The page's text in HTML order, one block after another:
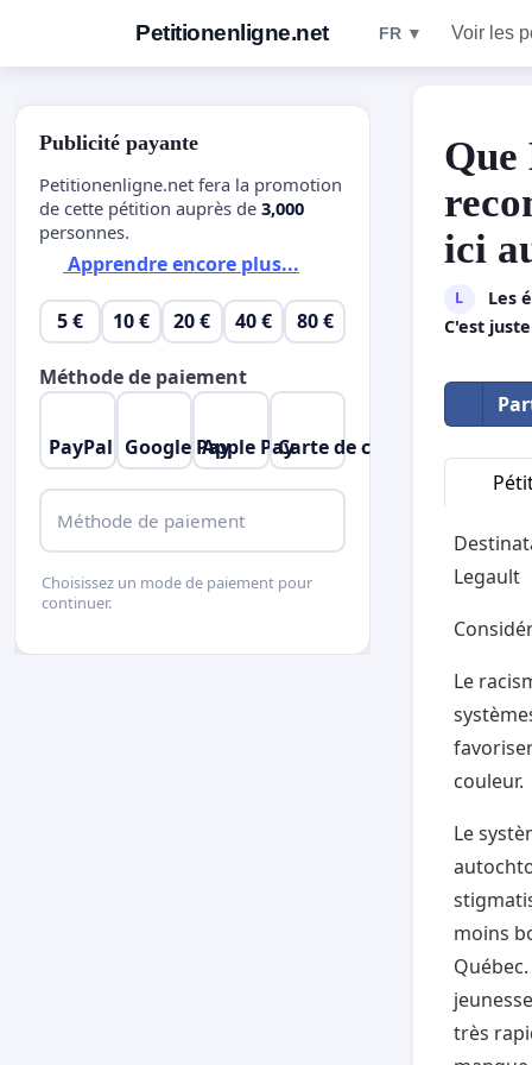
Petitionenligne.net FR ▼ Voir les
ici
L
Les
C'est
Legault
Le
couleur.
Le
moins
très
Publicité payante
Petitionenligne.net fera la promotion
de cette pétition auprès de 3,000
personnes.
Apprendre encore plus...
5 € 10 € 20 € 40 € 80 €
Méthode de paiement
PayPal Google PayApple PayCarte de crédit
Méthode de paiement
Choisissez un mode de paiement pour
continuer.